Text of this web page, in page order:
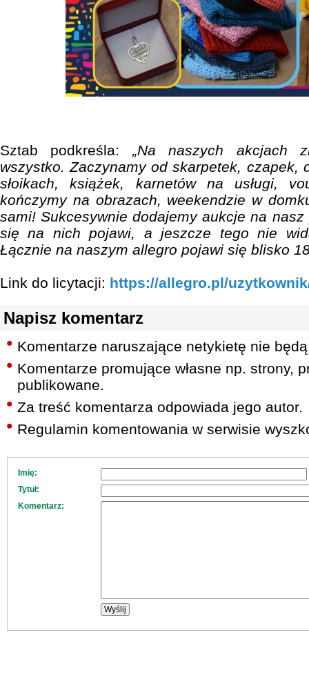
Sztab podkreśla: „Na naszych akcjach
wszystko. Zaczynamy od skarpetek, czapek,
słoikach, książek, karnetów na usługi,
kończymy na obrazach, weekendzie w
sami! Sukcesywnie dodajemy aukcje na
się na nich pojawi, a jeszcze tego nie
Łącznie na naszym allegro pojawi się blisko
Link do licytacji: https://allegro.pl/
Napisz komentarz
Komentarze naruszające netykietę nie
Komentarze promujące własne np. strony,
publikowane.
Za treść komentarza odpowiada jego autor.
Regulamin komentowania w serwisie
Imię:
Tytuł:
Komentarz: